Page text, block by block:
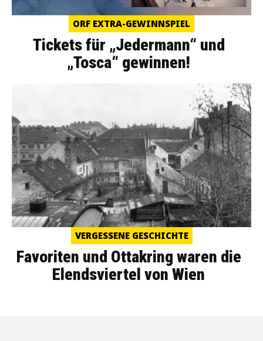
ORF EXTRA-GEWINNSPIEL
Tickets für „Jedermann“ und
„Tosca“ gewinnen!
VERGESSENE GESCHICHTE
Favoriten und Ottakring waren die
Elendsviertel von Wien